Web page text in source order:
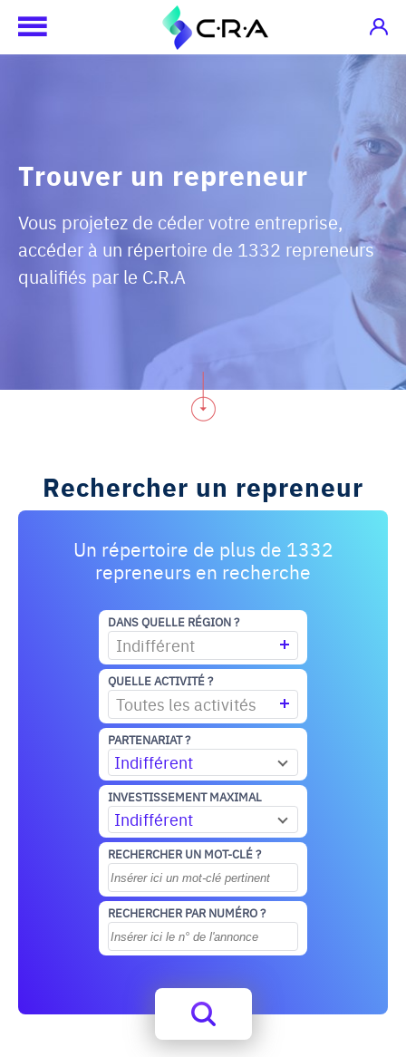
Trouver un repreneur
Vous projetez de céder votre entreprise,
accéder à un répertoire de 1332 repreneurs
qualifiés par le C.R.A
Rechercher un repreneur
Un répertoire de plus de 1332
repreneurs en recherche
DANS QUELLE RÉGION ?
Indifférent
QUELLE ACTIVITÉ ?
Toutes les activités
PARTENARIAT ?
Indifférent
INVESTISSEMENT MAXIMAL
Indifférent
RECHERCHER UN MOT-CLÉ ?
RECHERCHER PAR NUMÉRO ?